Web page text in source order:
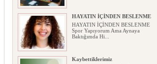
HAYATIN İÇİNDEN BESLENME
HAYATIN İÇİNDEN BESLENME
Spor Yapıyorum Ama Aynaya
Baktığımda Hi...
Kaybettiklerimiz